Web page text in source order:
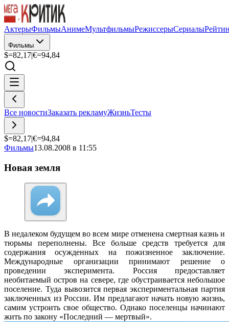
АктерыФильмыАнимеМультфильмыРежиссерыСериалы
Фильмы
$=82,17|€=94,84
Все новостиЗаказать рекламуЖизньТесты
$=82,17|€=94,84
Фильмы13.08.2008 в 11:55
Новая земля
В недалеком будущем во всем мире отменена смертная казнь и
тюрьмы переполнены. Все больше средств требуется для
содержания осужденных на пожизненное заключение.
Международные организации принимают решение о
проведении эксперимента. Россия предоставляет
необитаемый остров на севере, где обустраивается небольшое
поселение. Туда вывозится первая экспериментальная партия
заключенных из России. Им предлагают начать новую жизнь,
самим устроить свое общество. Однако поселенцы начинают
жить по закону «Последний — мертвый».